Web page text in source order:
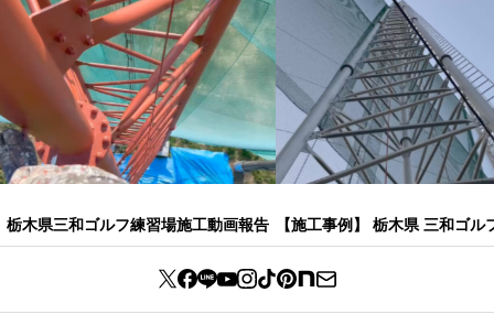
栃木県三和ゴルフ練習場施工動画報告 【施工事例】 栃木県 三和ゴ